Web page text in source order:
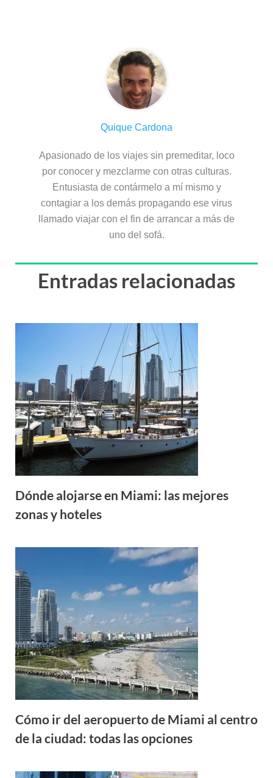
Quique Cardona
Apasionado de los viajes sin premeditar, loco
por conocer y mezclarme con otras culturas.
Entusiasta de contármelo a mí mismo y
contagiar a los demás propagando ese virus
llamado viajar con el fin de arrancar a más de
uno del sofá.
Entradas relacionadas
Dónde alojarse en Miami: las mejores
zonas y hoteles
Cómo ir del aeropuerto de Miami al centro
de la ciudad: todas las opciones